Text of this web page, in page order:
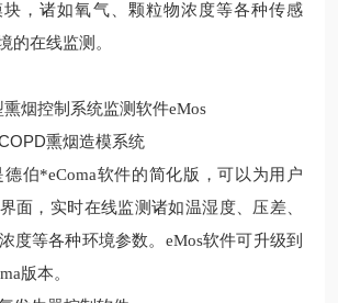
，诸如氧气、颗粒物浓度等各种传感
的在线监测。
熏烟控制系统监测软件eMos
德伯*eComa软件的简化版，可以为用户
面，实时在线监测诸如温湿度、压差、
度等各种环境参数。eMos软件可升级到
版本。